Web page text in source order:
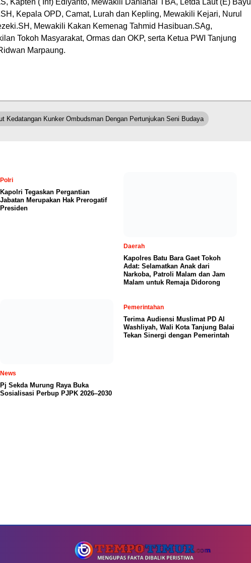
Kapten ( Inf) Ediyanto, Mewakili Danlanal TBA, Letda Laut (E) Bayu
Kepala OPD, Camat, Lurah dan Kepling, Mewakili Kejari, Nurul
Mewakili Kakan Kemenag Tahmid Hasibuan.SAg,
Tokoh Masyarakat, Ormas dan OKP, serta Ketua PWI Tanjung
Marpaung.
Kedatangan Kunker Ombudsman Dengan Pertunjukan Seni Budaya
Polri
Kapolri Tegaskan Pergantian
Jabatan Merupakan Hak Prerogatif
Presiden
Daerah
Kapolres Batu Bara Gaet Tokoh
Adat: Selamatkan Anak dari
Narkoba, Patroli Malam dan Jam
Malam untuk Remaja Didorong
News
Pj Sekda Murung Raya Buka
Sosialisasi Perbup PJPK 2026–2030
Pemerintahan
Terima Audiensi Muslimat PD Al
Washliyah, Wali Kota Tanjung Balai
Tekan Sinergi dengan Pemerintah